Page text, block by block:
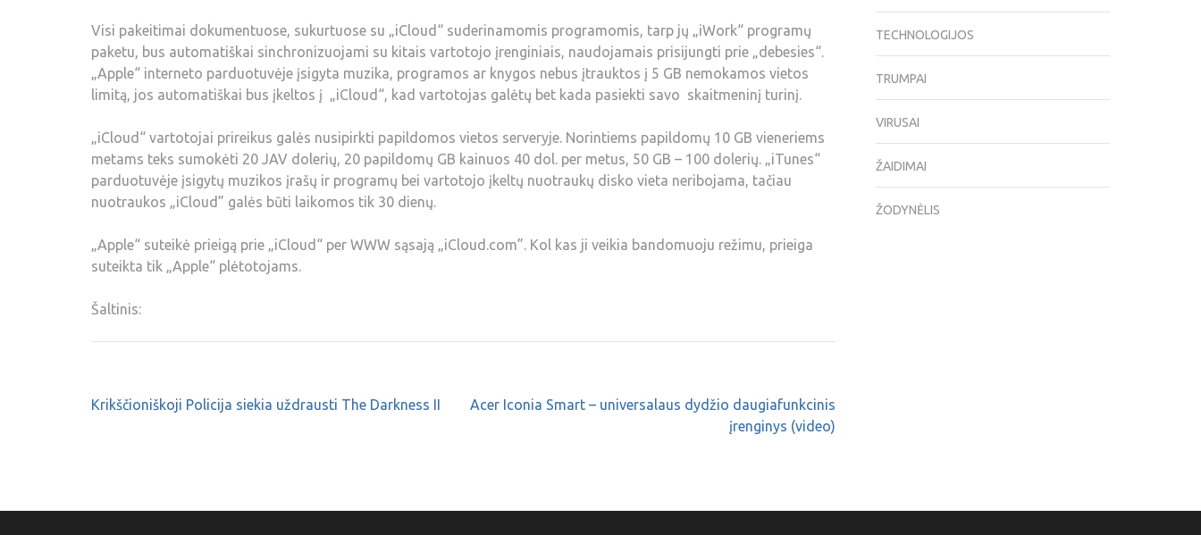
Visi pakeitimai dokumentuose, sukurtuose su „iCloud“ suderinamomis programomis, tarp jų „iWork“ programų
paketu, bus automatiškai sinchronizuojami su kitais vartotojo įrenginiais, naudojamais prisijungti prie „debesies“.
„Apple“ interneto parduotuvėje įsigyta muzika, programos ar knygos nebus įtrauktos į 5 GB nemokamos vietos
limitą, jos automatiškai bus įkeltos į „iCloud“, kad vartotojas galėtų bet kada pasiekti savo skaitmeninį turinį.
„iCloud“ vartotojai prireikus galės nusipirkti papildomos vietos serveryje. Norintiems papildomų 10 GB vieneriems
metams teks sumokėti 20 JAV dolerių, 20 papildomų GB kainuos 40 dol. per metus, 50 GB – 100 dolerių. „iTunes“
parduotuvėje įsigytų muzikos įrašų ir programų bei vartotojo įkeltų nuotraukų disko vieta neribojama, tačiau
nuotraukos „iCloud” galės būti laikomos tik 30 dienų.
„Apple“ suteikė prieigą prie „iCloud“ per WWW sąsają „iCloud.com”. Kol kas ji veikia bandomuoju režimu, prieiga
suteikta tik „Apple“ plėtotojams.
Šaltinis:
Krikščioniškoji Policija siekia uždrausti The Darkness II
Acer Iconia Smart – universalaus dydžio daugiafunkcinis
įrenginys (video)
TECHNOLOGIJOS
TRUMPAI
VIRUSAI
ŽAIDIMAI
ŽODYNĖLIS